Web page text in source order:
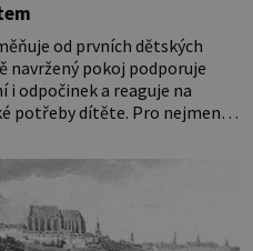
od prvních dětských
navržený pokoj podporuje
odpočinek a reaguje na
potřeby dítěte. Pro nejmenší
klidně a útulně. Předškolní